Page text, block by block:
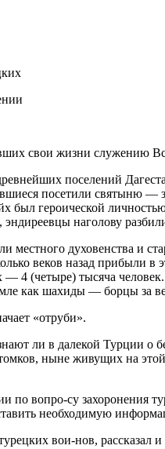
свои жизни служению
поселений
посетили святыню —
был героической
наголову
местного духовенства и
веков назад прибыли в
4 (четыре) тысяча
как шахиды — борцы за
«отруби».
ли в далекой Турции о
ныне живущих на
по вопро-су захоронения
необходимую
вои-нов,